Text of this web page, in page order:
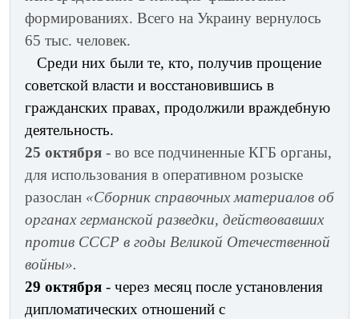
формированиях. Всего на Украину вернулось
65 тыс. человек.
Среди них были те, кто, получив прощение
советской власти и восстановившись в
гражданских правах, продолжили враждебную
деятельность.
25 октября - во все подчиненные КГБ органы,
для использования в оперативном розыске
разослан «Сборник справочных материалов об
органах германской разведки, действовавших
против СССР в годы Великой Отечественной
войны».
29 октября - через месяц после установления
дипломатических отношений с